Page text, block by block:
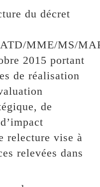
du décret
MME/MS/
2015 portant
de réalisation
de
relecture vise à
relevées dans